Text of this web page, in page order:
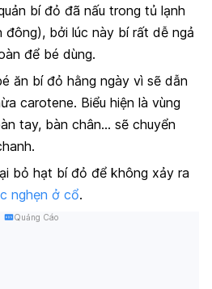
bí đỏ đã nấu trong tủ lạnh
đông), bởi lúc này bí rất dễ ngả
để bé dùng.
ăn bí đỏ hằng ngày vì sẽ dẫn
carotene. Biểu hiện là vùng
tay, bàn chân… sẽ chuyển
bỏ hạt bí đỏ để không xảy ra
nghẹn ở cổ.
Quảng Cáo